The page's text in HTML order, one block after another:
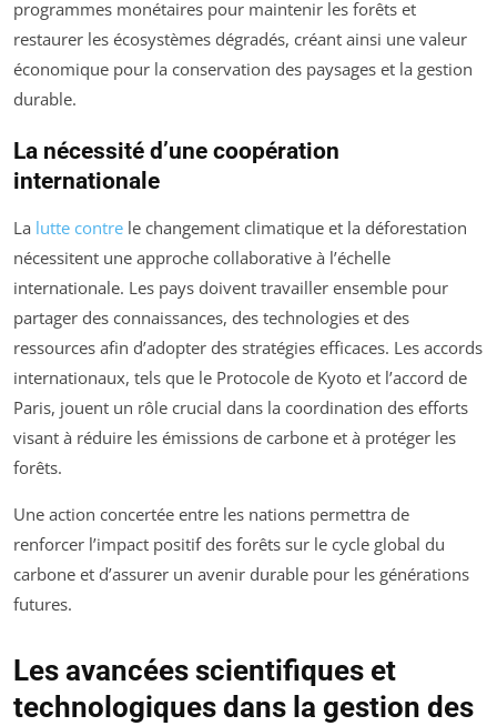
programmes monétaires pour maintenir les forêts et
restaurer les écosystèmes dégradés, créant ainsi une valeur
économique pour la conservation des paysages et la gestion
durable.
La nécessité d’une coopération
internationale
La lutte contre le changement climatique et la déforestation
nécessitent une approche collaborative à l’échelle
internationale. Les pays doivent travailler ensemble pour
partager des connaissances, des technologies et des
ressources afin d’adopter des stratégies efficaces. Les accords
internationaux, tels que le Protocole de Kyoto et l’accord de
Paris, jouent un rôle crucial dans la coordination des efforts
visant à réduire les émissions de carbone et à protéger les
forêts.
Une action concertée entre les nations permettra de
renforcer l’impact positif des forêts sur le cycle global du
carbone et d’assurer un avenir durable pour les générations
futures.
Les avancées scientifiques et
technologiques dans la gestion des